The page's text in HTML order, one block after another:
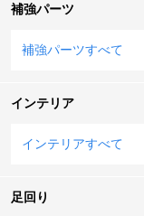
補強パーツ
補強パーツすべて
インテリア
インテリアすべて
足回り